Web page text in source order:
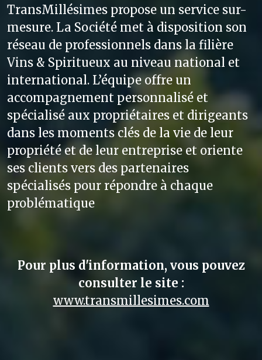
TransMillésimes propose un service sur-
mesure. La Société met à disposition son
réseau de professionnels dans la filière
Vins & Spiritueux au niveau national et
international. L’équipe offre un
accompagnement personnalisé et
spécialisé aux propriétaires et dirigeants
dans les moments clés de la vie de leur
propriété et de leur entreprise et oriente
ses clients vers des partenaires
spécialisés pour répondre à chaque
problématique
Pour plus d'information, vous pouvez
consulter le site :
www.transmillesimes.com